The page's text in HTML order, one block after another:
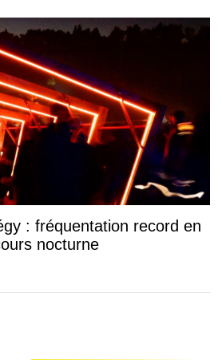
: fréquentation record en
nocturne